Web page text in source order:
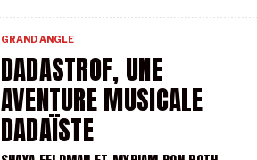
DADASTROF, UNE
AVENTURE MUSICALE
DADAÏSTE
GRAND ANGLE